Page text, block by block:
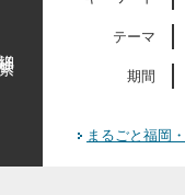
テーマ
期間
まるごと福岡